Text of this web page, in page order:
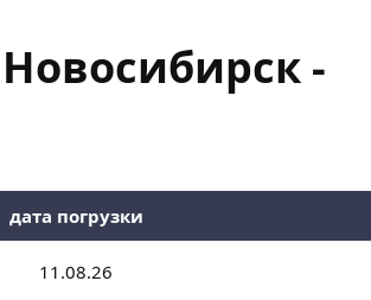
-
дата погрузки
11.08.26